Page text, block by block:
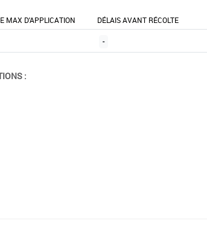
MAX D'APPLICATION DÉLAIS AVANT RÉCOLTE
-
: